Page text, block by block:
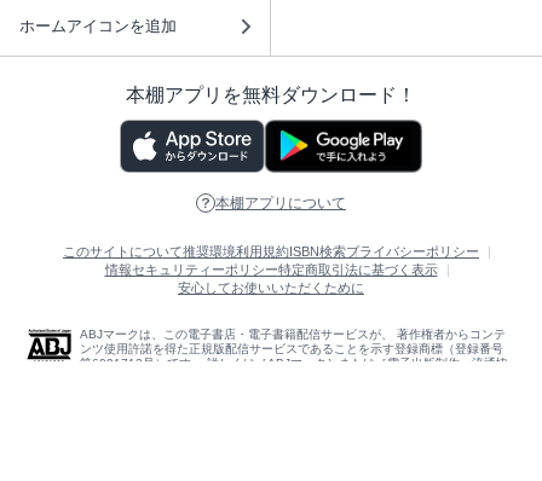
ホームアイコンを追加
本棚アプリを無料ダウンロード！
本棚アプリについて
このサイトについて推奨環境利用規約ISBN検索プライバシーポリシー
情報セキュリティーポリシー特定商取引法に基づく表示
安心してお使いいただくために
ABJマークは、この電子書店・電子書籍配信サービスが、 著作権者からコンテ
ンツ使用許諾を得た正規版配信サービスであることを示す登録商標（登録番号
第6091713号）です。 詳しくは［ABJマーク］または［電子出版制作・流通協